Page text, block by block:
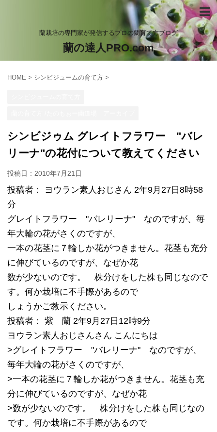
蘭栽培の専門家が発信するプロの蘭育て方ブログ
蘭の達人PRO.com
HOME > シンビジュームの育て方 >
シンビジゥム グレイトフラワー "バレ
リーナ"の花付について教えてください
投稿日： 2010年7月21日
投稿者： ヨウラン素人おじさん 2年9月27日8時58
分
グレイトフラワー "バレリーナ" なのですが、毎
年大輪の花がさくのですが、
一本の花茎に７輪しか花がつきません。花茎も充分
に伸びているのですが、なぜか花
数が少ないのです。 株分けをした株も同じなので
す。何か栽培に不手際があるので
しょうかご教示ください。
投稿者： 紫 蘭 2年9月27日12時9分
ヨウラン素人おじさんさん こんにちは
>グレイトフラワー "バレリーナ" なのですが、
毎年大輪の花がさくのですが、
>一本の花茎に７輪しか花がつきません。花茎も充
分に伸びているのですが、なぜか花
>数が少ないのです。 株分けをした株も同じなの
です。何か栽培に不手際があるので